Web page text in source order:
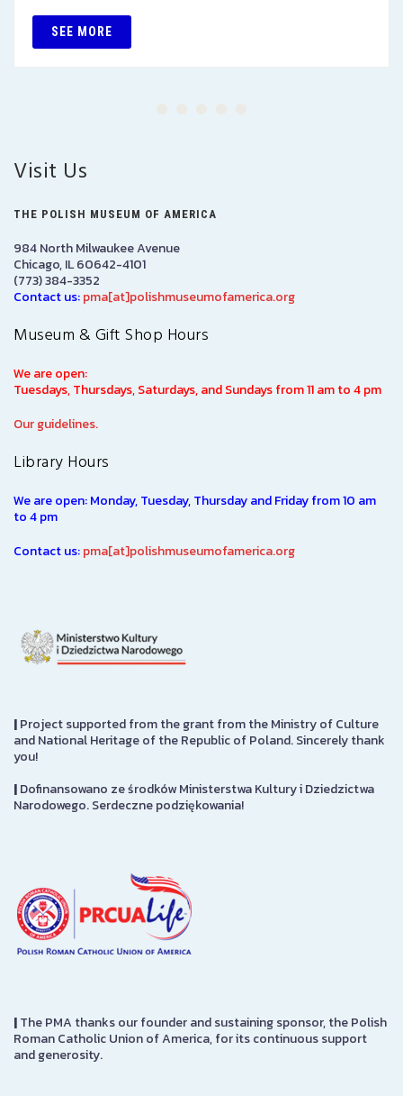
SEE MORE
Visit Us
THE POLISH MUSEUM OF AMERICA
984 North Milwaukee Avenue
Chicago, IL 60642-4101
(773) 384-3352
Contact us:pma[at]polishmuseumofamerica.org
Museum & Gift Shop Hours
We are open:
Tuesdays, Thursdays, Saturdays, and Sundays from 11 am to 4 pm
Our guidelines.
Library Hours
We are open: Monday, Tuesday, Thursday and Friday from 10 am
to 4 pm
Contact us:pma[at]polishmuseumofamerica.org
|Project supported from the grant from the Ministry of Culture
and National Heritage of the Republic of Poland. Sincerely thank
you!
|Dofinansowano ze środków Ministerstwa Kultury i Dziedzictwa
Narodowego. Serdeczne podziękowania!
|The PMA thanks our founder and sustaining sponsor, the Polish
Roman Catholic Union of America, for its continuous support
and generosity.